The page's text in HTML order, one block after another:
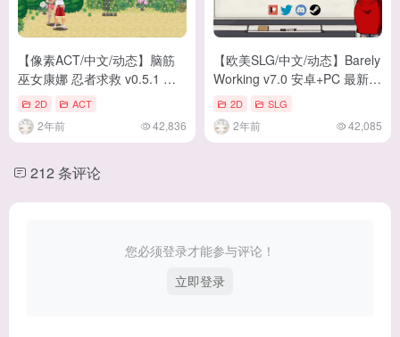
【像素ACT/中文/动态】脑筋
巫女康娜 忍者求救 v0.5.1 官
中测试版 【更新/100M】
2D ACT
2年前 42,836
【欧美SLG/中文/动态】Barely
Working v7.0 安卓+PC 最新中
文版【更新/120M】
2D SLG
2年前 42,085
212 条评论
您必须登录才能参与评论！
立即登录